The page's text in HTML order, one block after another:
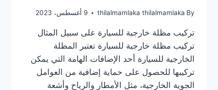
By
thilalmamlaka thilalmamlaka 9 أغسطس، 2023
تركيب مظلة خارجية للسيارة على سبيل المثال
تركيب مظلة خارجية للسيارة تعتبر المظلة
الخارجية للسيارة أحد الإضافات الهامة التي يمكن
تركيبها للحصول على حماية إضافية من العوامل
الجوية الخارجية، مثل الأمطار والرياح وأشعة